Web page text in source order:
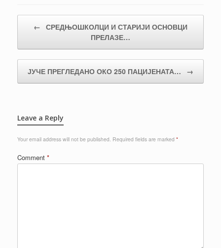
← СРЕДЊОШКОЛЦИ И СТАРИЈИ ОСНОВЦИ
ПРЕЛАЗЕ…
ЈУЧЕ ПРЕГЛЕДАНО ОКО 250 ПАЦИЈЕНАТА… →
Leave a Reply
Your email address will not be published. Required fields are marked *
Comment *